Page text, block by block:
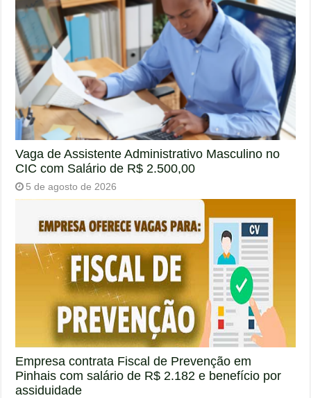
Vaga de Assistente Administrativo Masculino no
CIC com Salário de R$ 2.500,00
5 de agosto de 2026
Empresa contrata Fiscal de Prevenção em
Pinhais com salário de R$ 2.182 e benefício por
assiduidade